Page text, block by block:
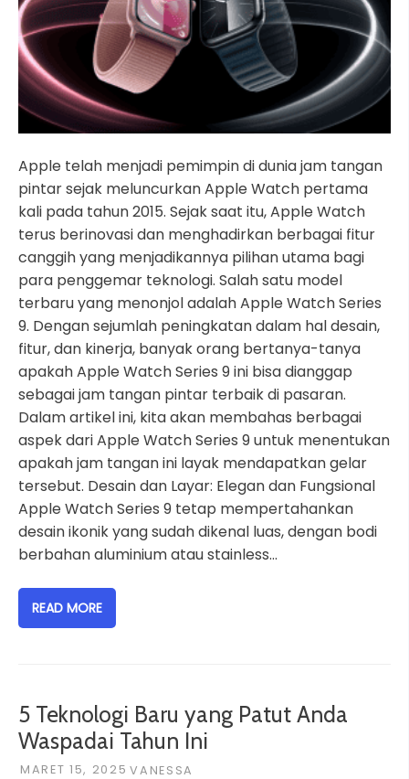
Apple telah menjadi pemimpin di dunia jam tangan
pintar sejak meluncurkan Apple Watch pertama
kali pada tahun 2015. Sejak saat itu, Apple Watch
terus berinovasi dan menghadirkan berbagai fitur
canggih yang menjadikannya pilihan utama bagi
para penggemar teknologi. Salah satu model
terbaru yang menonjol adalah Apple Watch Series
9. Dengan sejumlah peningkatan dalam hal desain,
fitur, dan kinerja, banyak orang bertanya-tanya
apakah Apple Watch Series 9 ini bisa dianggap
sebagai jam tangan pintar terbaik di pasaran.
Dalam artikel ini, kita akan membahas berbagai
aspek dari Apple Watch Series 9 untuk menentukan
apakah jam tangan ini layak mendapatkan gelar
tersebut. Desain dan Layar: Elegan dan Fungsional
Apple Watch Series 9 tetap mempertahankan
desain ikonik yang sudah dikenal luas, dengan bodi
berbahan aluminium atau stainless…
READ MORE
5 Teknologi Baru yang Patut Anda
Waspadai Tahun Ini
MARET 15, 2025 VANESSA